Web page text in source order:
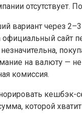
отсутствует.
вариант через
официальный сайт
на валюту —
комиссия.
которой